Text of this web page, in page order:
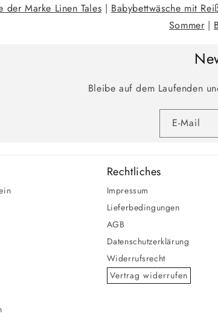
der Marke Linen Tales | Babybettwäsche mit
Sommer|
Bleibe auf dem Laufenden
E-Mail
Rechtliches
Impressum
Lieferbedingungen
AGB
Datenschutzerklärung
Widerrufsrecht
Vertrag widerrufen